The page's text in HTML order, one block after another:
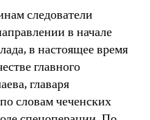
следователи
в начале
в настоящее время
главного
главаря
словам чеченских